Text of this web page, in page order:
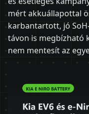
mért akkuállapottal
karbantartott, jó
távon is megbízható
nem mentesít az